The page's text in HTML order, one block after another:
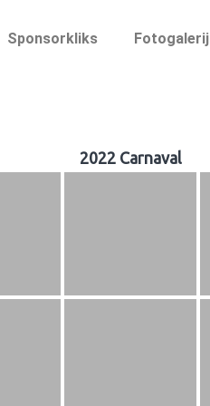
Sponsorkliks Fotogalerij
2022 Carnaval